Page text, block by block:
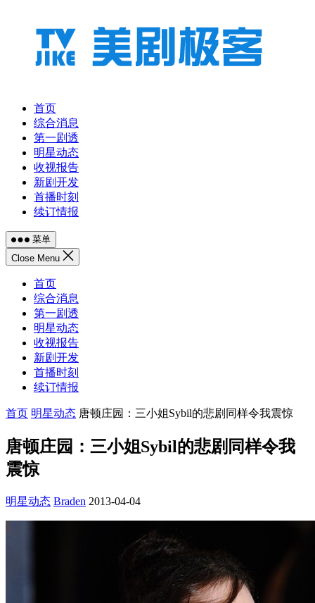
首页
综合消息
第一剧透
明星动态
收视报告
新剧开发
首播时刻
续订情报
菜单
Close Menu
首页
综合消息
第一剧透
明星动态
收视报告
新剧开发
首播时刻
续订情报
首页 明星动态 唐顿庄园：三小姐Sybil的悲剧同样令我震惊
唐顿庄园：三小姐Sybil的悲剧同样令我
震惊
明星动态 Braden 2013-04-04